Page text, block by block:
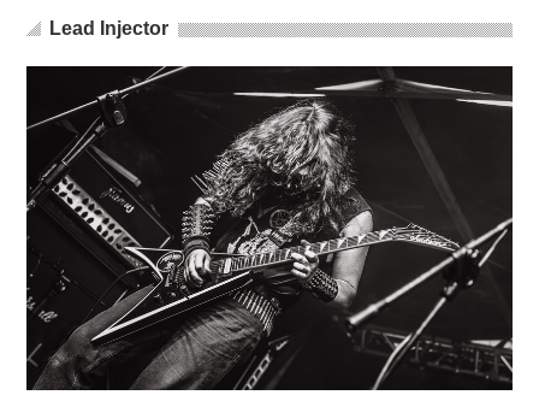
Lead Injector